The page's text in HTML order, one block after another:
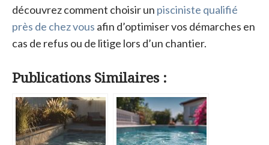
découvrez comment choisir un pisciniste qualifié
près de chez vous afin d’optimiser vos démarches en
cas de refus ou de litige lors d’un chantier.
Publications Similaires :